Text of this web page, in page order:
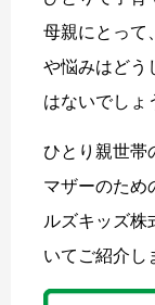
母親にとって
や悩みはどう
はないでしょ
ひとり親世帯
マザーのため
ルズキッズ株
いてご紹介し